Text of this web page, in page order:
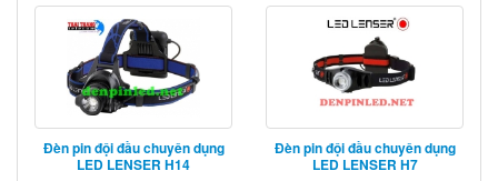
Đèn pin đội đầu chuyên dụng
LED LENSER H14
Đèn pin đội đầu chuyên dụng
LED LENSER H7